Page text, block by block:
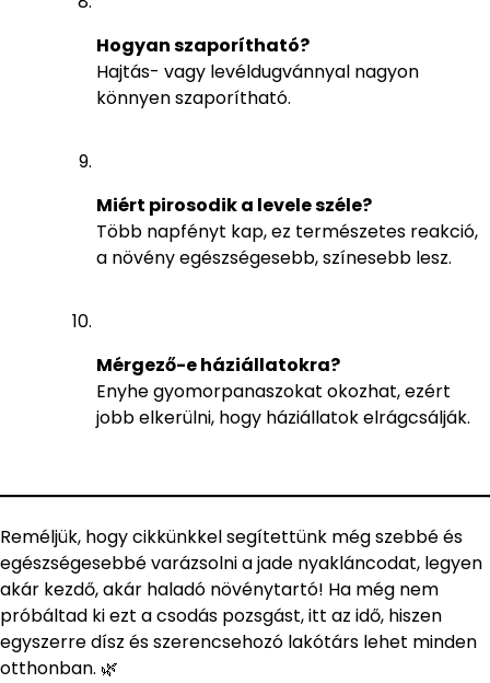
Hogyan szaporítható?
Hajtás- vagy levéldugvánnyal nagyon
könnyen szaporítható.
Miért pirosodik a levele széle?
Több napfényt kap, ez természetes reakció,
a növény egészségesebb, színesebb lesz.
Mérgező-e háziállatokra?
Enyhe gyomorpanaszokat okozhat, ezért
jobb elkerülni, hogy háziállatok elrágcsálják.
Reméljük, hogy cikkünkkel segítettünk még szebbé és
egészségesebbé varázsolni a jade nyakláncodat, legyen
akár kezdő, akár haladó növénytartó! Ha még nem
próbáltad ki ezt a csodás pozsgást, itt az idő, hiszen
egyszerre dísz és szerencsehozó lakótárs lehet minden
otthonban. 🌿